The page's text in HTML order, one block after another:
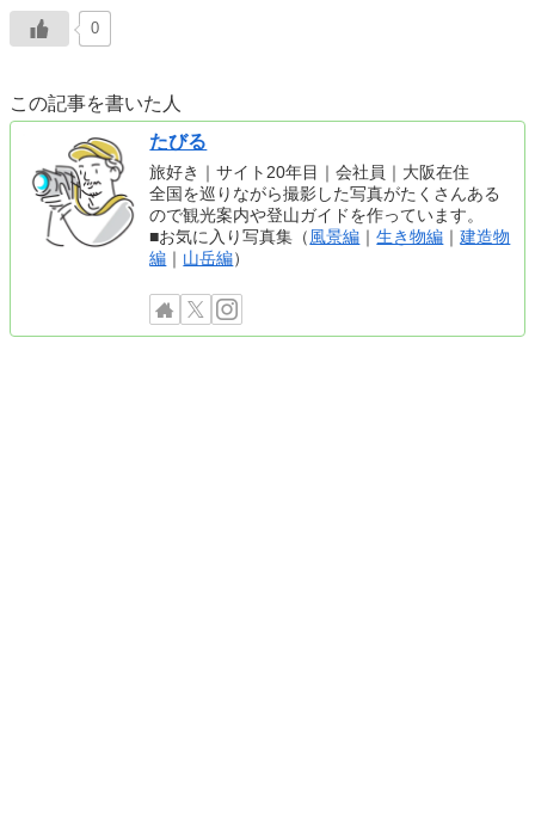
0
この記事を書いた人
たびる
旅好き｜サイト20年目｜会社員｜大阪在住
全国を巡りながら撮影した写真がたくさんある
ので観光案内や登山ガイドを作っています。
■お気に入り写真集（ 風景編 ｜生き物編 ｜建造物
編 ｜ 山岳編）